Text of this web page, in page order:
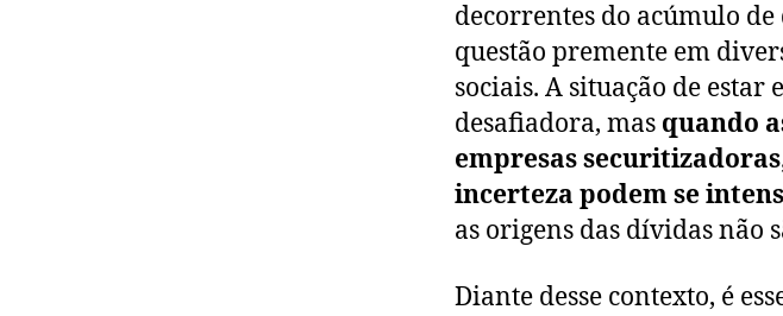
decorrentes do acúmulo
questão premente em
sociais. A situação de estar
desafiadora, mas quando
empresas
incerteza podem se
as origens das dívidas não
Diante desse contexto, é